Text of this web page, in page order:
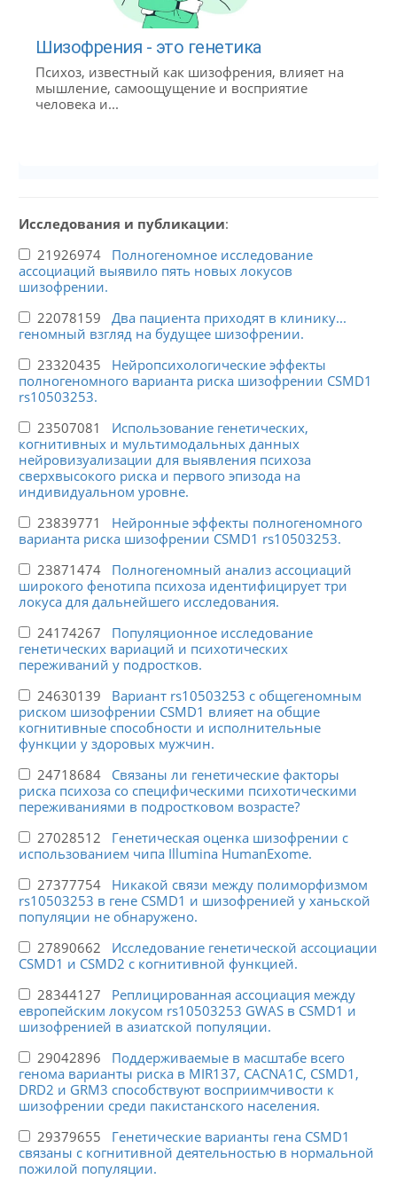
Шизофрения - это генетика
Психоз, известный как шизофрения, влияет на
мышление, самоощущение и восприятие
человека и...
Исследования и публикации:
21926974 Полногеномное исследование
ассоциаций выявило пять новых локусов
шизофрении.
22078159 Два пациента приходят в клинику...
геномный взгляд на будущее шизофрении.
23320435 Нейропсихологические эффекты
полногеномного варианта риска шизофрении CSMD1
rs10503253.
23507081 Использование генетических,
когнитивных и мультимодальных данных
нейровизуализации для выявления психоза
сверхвысокого риска и первого эпизода на
индивидуальном уровне.
23839771 Нейронные эффекты полногеномного
варианта риска шизофрении CSMD1 rs10503253.
23871474 Полногеномный анализ ассоциаций
широкого фенотипа психоза идентифицирует три
локуса для дальнейшего исследования.
24174267 Популяционное исследование
генетических вариаций и психотических
переживаний у подростков.
24630139 Вариант rs10503253 с общегеномным
риском шизофрении CSMD1 влияет на общие
когнитивные способности и исполнительные
функции у здоровых мужчин.
24718684 Связаны ли генетические факторы
риска психоза со специфическими психотическими
переживаниями в подростковом возрасте?
27028512 Генетическая оценка шизофрении с
использованием чипа Illumina HumanExome.
27377754 Никакой связи между полиморфизмом
rs10503253 в гене CSMD1 и шизофренией у ханьской
популяции не обнаружено.
27890662 Исследование генетической ассоциации
CSMD1 и CSMD2 с когнитивной функцией.
28344127 Реплицированная ассоциация между
европейским локусом rs10503253 GWAS в CSMD1 и
шизофренией в азиатской популяции.
29042896 Поддерживаемые в масштабе всего
генома варианты риска в MIR137, CACNA1C, CSMD1,
DRD2 и GRM3 способствуют восприимчивости к
шизофрении среди пакистанского населения.
29379655 Генетические варианты гена CSMD1
связаны с когнитивной деятельностью в нормальной
пожилой популяции.